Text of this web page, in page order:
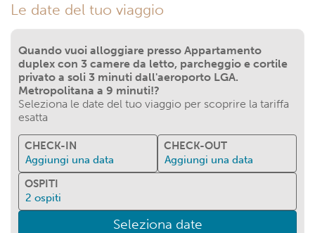
Le date del tuo viaggio
Quando vuoi alloggiare presso Appartamento
duplex con 3 camere da letto, parcheggio e cortile
privato a soli 3 minuti dall'aeroporto LGA.
Metropolitana a 9 minuti!?
Seleziona le date del tuo viaggio per scoprire la tariffa
esatta
CHECK-IN
Aggiungi una data
CHECK-OUT
Aggiungi una data
OSPITI
2 ospiti
Seleziona date